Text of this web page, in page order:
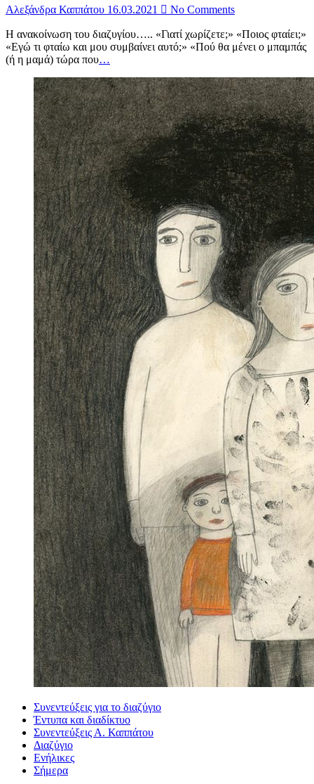
Αλεξάνδρα Καππάτου 16.03.2021 No Comments
Η ανακοίνωση του διαζυγίου….. «Γιατί χωρίζετε;» «Ποιος φταίει;»
«Εγώ τι φταίω και μου συμβαίνει αυτό;» «Πού θα μένει ο μπαμπάς
(ή η μαμά) τώρα που…
Συνεντεύξεις για το διαζύγιο
Έντυπα και διαδίκτυο
Συνεντεύξεις Α. Καππάτου
Διαζύγιο
Ενήλικες
Σήμερα